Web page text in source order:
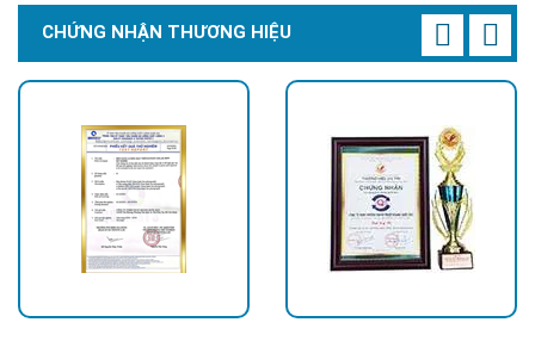
CHỨNG NHẬN THƯƠNG HIỆU